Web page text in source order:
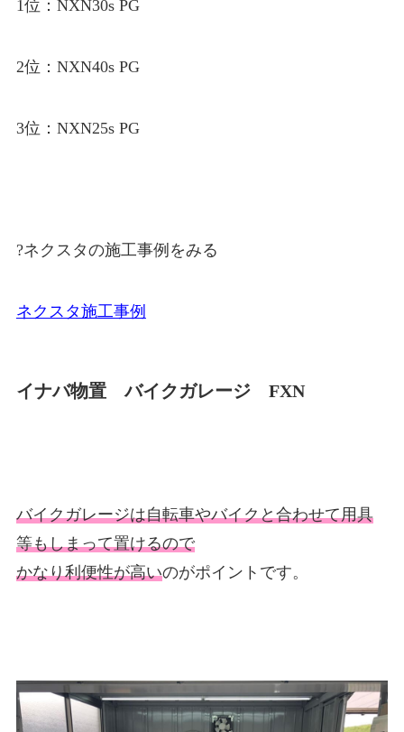
1位：NXN30s PG
2位：NXN40s PG
3位：NXN25s PG
?ネクスタの施工事例をみる
ネクスタ施工事例
イナバ物置 バイクガレージ FXN
バイクガレージは自転車やバイクと合わせて用具
等もしまって置けるので
かなり利便性が高いのがポイントです。